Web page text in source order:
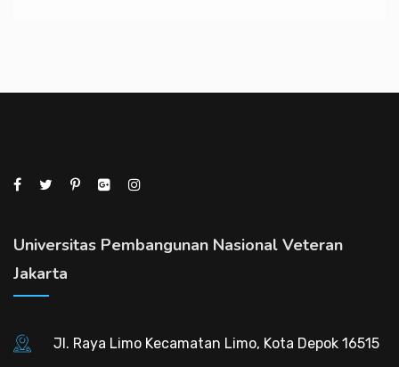
Universitas Pembangunan Nasional Veteran
Jakarta
Jl. Raya Limo Kecamatan Limo, Kota Depok 16515